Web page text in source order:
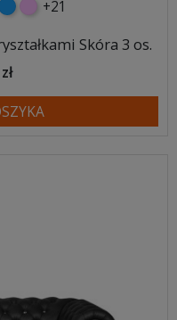
różowy
+21
Skóra 3 os.